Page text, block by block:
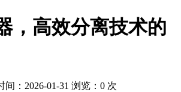
，高效分离技术的
间：2026-01-31 浏览： 0 次